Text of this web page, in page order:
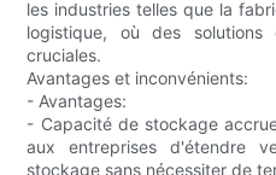
les industries telles que la
logistique, où des
cruciales.
Avantages et inconvénients:
- Avantages:
- Capacité de stockage
aux entreprises d'étendre
stockage sans nécessiter de